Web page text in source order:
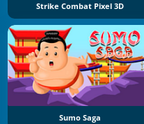
Strike Combat Pixel 3D
Sumo Saga